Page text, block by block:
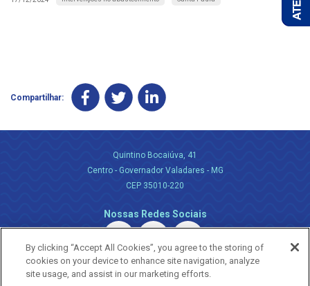
Compartilhar:
Quintino Bocaiúva, 41
Centro - Governador Valadares - MG
CEP 35010-220
Nossas Redes Sociais
By clicking “Accept All Cookies”, you agree to the storing of
cookies on your device to enhance site navigation, analyze
site usage, and assist in our marketing efforts.